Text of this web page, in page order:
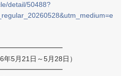
detail/50488?
5月21日～5月28日）